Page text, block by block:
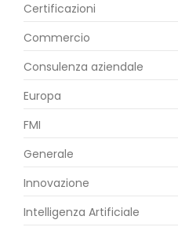
Certificazioni
Commercio
Consulenza aziendale
Europa
FMI
Generale
Innovazione
Intelligenza Artificiale